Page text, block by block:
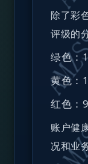
除了彩
评级的
绿色：
黄色：
红色：
账户健
况和业